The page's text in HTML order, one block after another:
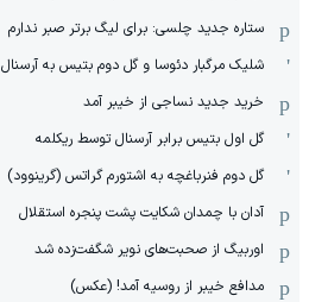
ستاره جدید چلسی: برای لیگ برتر صبر ندارم
شلیک مرگبار دئوسا و گل دوم بتیس به آرسنال
خرید جدید نساجی از خیبر آمد
گل اول بتیس برابر آرسنال توسط ریکلمه
گل دوم فنرباغچه به اشتورم گراتس (گرینوود)
آدان با چمدان شکایت پشت پنجره استقلال
اوربیگ از صحبت‌های نویر شگفت‌زده شد
مدافع خیبر از روسیه آمد! (عکس)